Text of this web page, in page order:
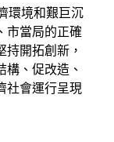
環境和艱巨沉
市當局的正確
開拓創新，
構、促改造、
社會運行呈現